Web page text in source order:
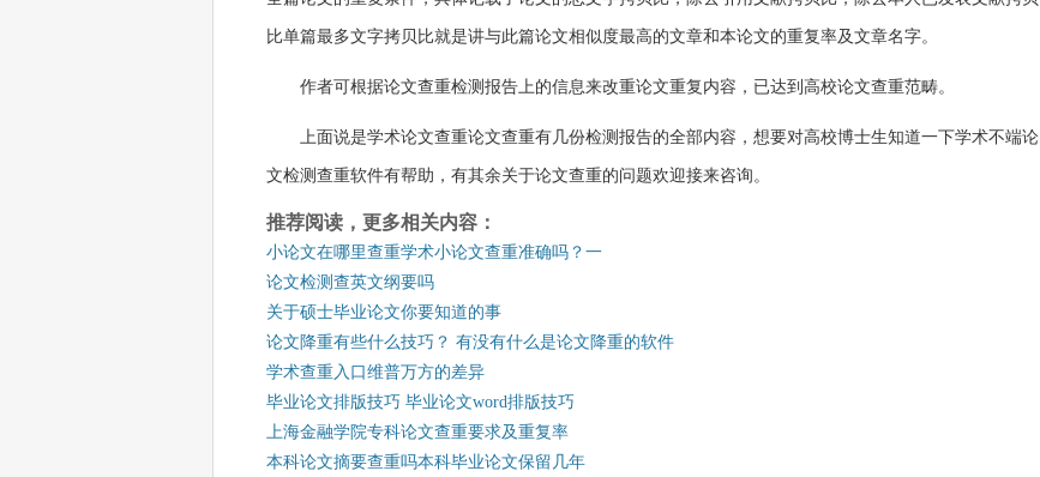
比单篇最多文字拷贝比就是讲与此篇论文相似度最高的文章和本论文的重复率及文章名字。
作者可根据论文查重检测报告上的信息来改重论文重复内容，已达到高校论文查重范畴。
上面说是学术论文查重论文查重有几份检测报告的全部内容，想要对高校博士生知道一下学术不端论
文检测查重软件有帮助，有其余关于论文查重的问题欢迎接来咨询。
推荐阅读，更多相关内容：
小论文在哪里查重学术小论文查重准确吗？一
论文检测查英文纲要吗
关于硕士毕业论文你要知道的事
论文降重有些什么技巧？ 有没有什么是论文降重的软件
学术查重入口维普万方的差异
毕业论文排版技巧 毕业论文word排版技巧
上海金融学院专科论文查重要求及重复率
本科论文摘要查重吗本科毕业论文保留几年